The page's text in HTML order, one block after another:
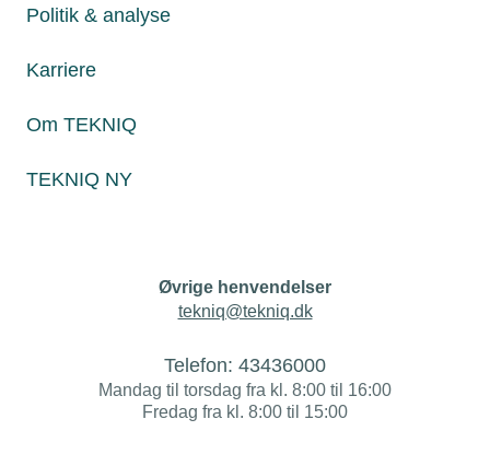
Politik & analyse
Karriere
Om TEKNIQ
TEKNIQ NY
Øvrige henvendelser
tekniq@tekniq.dk
Telefon: 43436000
Mandag til torsdag fra kl. 8:00 til 16:00
Fredag fra kl. 8:00 til 15:00